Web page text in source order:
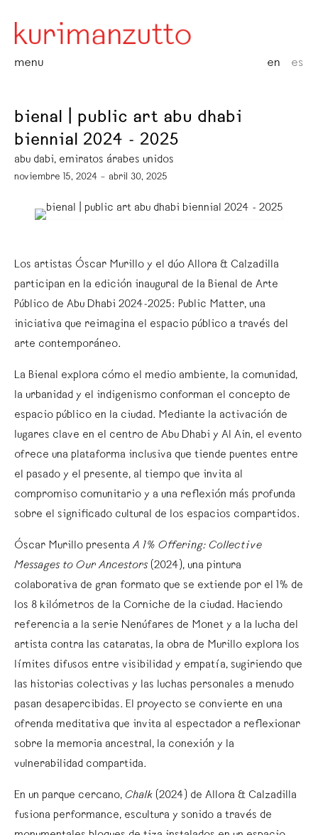
menu en es
bienal | public art abu dhabi
biennial 2024 - 2025
abu dabi, emiratos árabes unidos
noviembre 15, 2024 – abril 30, 2025
Los artistas Óscar Murillo y el dúo Allora & Calzadilla
participan en la edición inaugural de la Bienal de Arte
Público de Abu Dhabi 2024-2025: Public Matter, una
iniciativa que reimagina el espacio público a través del
arte contemporáneo.
La Bienal explora cómo el medio ambiente, la comunidad,
la urbanidad y el indigenismo conforman el concepto de
espacio público en la ciudad. Mediante la activación de
lugares clave en el centro de Abu Dhabi y Al Ain, el evento
ofrece una plataforma inclusiva que tiende puentes entre
el pasado y el presente, al tiempo que invita al
compromiso comunitario y a una reflexión más profunda
sobre el significado cultural de los espacios compartidos.
Óscar Murillo presenta A 1% Offering: Collective
Messages to Our Ancestors (2024), una pintura
colaborativa de gran formato que se extiende por el 1% de
los 8 kilómetros de la Corniche de la ciudad. Haciendo
referencia a la serie Nenúfares de Monet y a la lucha del
artista contra las cataratas, la obra de Murillo explora los
límites difusos entre visibilidad y empatía, sugiriendo que
las historias colectivas y las luchas personales a menudo
pasan desapercibidas. El proyecto se convierte en una
ofrenda meditativa que invita al espectador a reflexionar
sobre la memoria ancestral, la conexión y la
vulnerabilidad compartida.
En un parque cercano, Chalk (2024) de Allora & Calzadilla
fusiona performance, escultura y sonido a través de